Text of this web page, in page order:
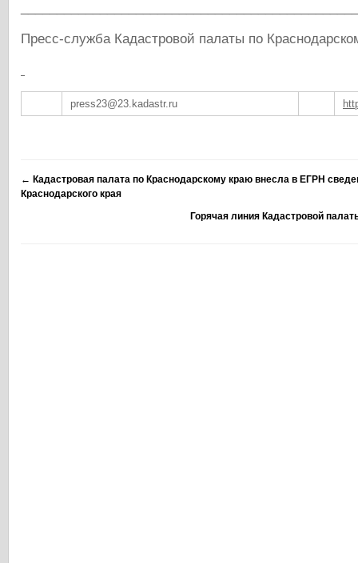
Пресс-служба Кадастровой палаты по
press23@23.kadastr.ru
← Кадастровая палата по Краснодарскому краю внесла в ЕГРН
Краснодарского края
Горячая линия Кадастровой